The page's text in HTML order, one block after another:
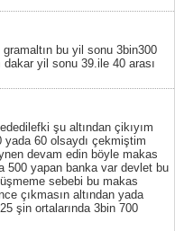
bu yil sonu 3bin300
yil sonu 39.ile 40 arası
şu altından çikıyım
yada 60 olsaydı çekmiştim
devam edin böyle makas
500 yapan banka var devlet bu
sebebi bu makas
çıkmasın altından yada
şin ortalarında 3bin 700